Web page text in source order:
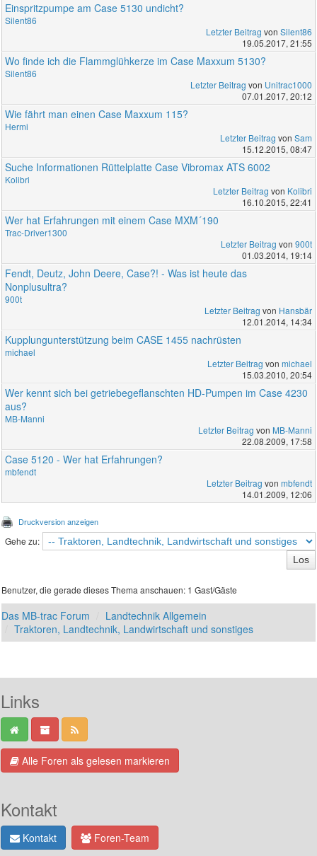
Einspritzpumpe am Case 5130 undicht?
Silent86
Letzter Beitrag von Silent86
19.05.2017, 21:55
Wo finde ich die Flammglühkerze im Case Maxxum 5130?
Silent86
Letzter Beitrag von Unitrac1000
07.01.2017, 20:12
Wie fährt man einen Case Maxxum 115?
Hermi
Letzter Beitrag von Sam
15.12.2015, 08:47
Suche Informationen Rüttelplatte Case Vibromax ATS 6002
Kolibri
Letzter Beitrag von Kolibri
16.10.2015, 22:41
Wer hat Erfahrungen mit einem Case MXM´190
Trac-Driver1300
Letzter Beitrag von 900t
01.03.2014, 19:14
Fendt, Deutz, John Deere, Case?! - Was ist heute das
Nonplusultra?
900t
Letzter Beitrag von Hansbär
12.01.2014, 14:34
Kupplungunterstützung beim CASE 1455 nachrüsten
michael
Letzter Beitrag von michael
15.03.2010, 20:54
Wer kennt sich bei getriebegeflanschten HD-Pumpen im Case 4230
aus?
MB-Manni
Letzter Beitrag von MB-Manni
22.08.2009, 17:58
Case 5120 - Wer hat Erfahrungen?
mbfendt
Letzter Beitrag von mbfendt
14.01.2009, 12:06
Druckversion anzeigen
Gehe zu:
Benutzer, die gerade dieses Thema anschauen: 1 Gast/Gäste
Das MB-trac Forum
Landtechnik Allgemein
Traktoren, Landtechnik, Landwirtschaft und sonstiges
Links
Alle Foren als gelesen markieren
Kontakt
Kontakt Foren-Team